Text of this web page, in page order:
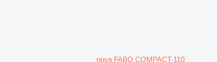
nova FABO COMPACT-110